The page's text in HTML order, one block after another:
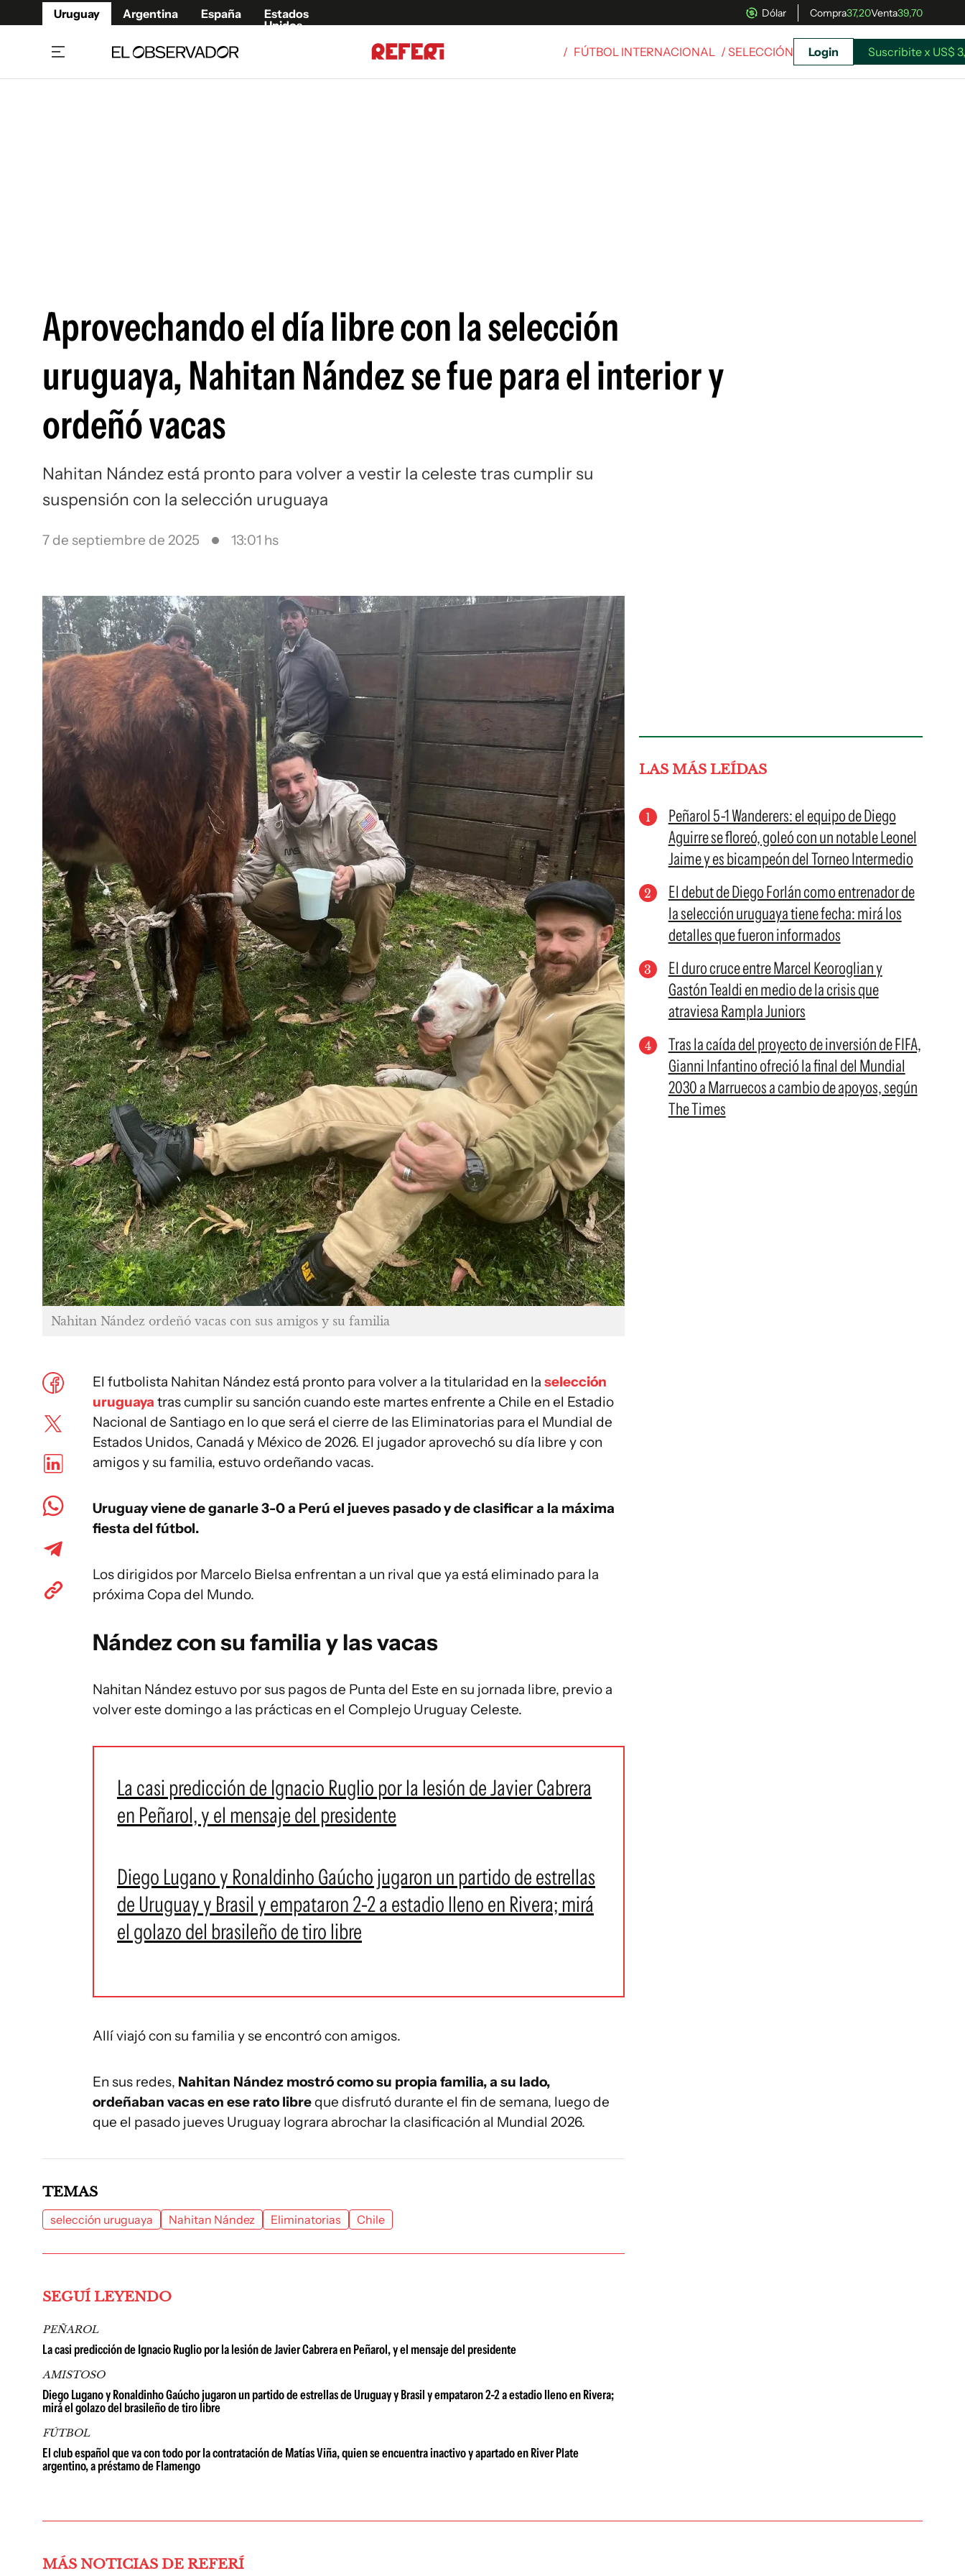
Uruguay Argentina España
Estados
Unidos
Dólar Compra37,20Venta39,70
Siguenos en:
/ FÚTBOL INTERNACIONAL / SELECCIÓN Login Suscribite x US$
Aprovechando el día libre con la selección
uruguaya, Nahitan Nández se fue para el interior y
ordeñó vacas
Nahitan Nández está pronto para volver a vestir la celeste tras cumplir su
suspensión con la selección uruguaya
7 de septiembre de 2025 13:01 hs
Nahitan Nández ordeñó vacas con sus amigos y su familia
El futbolista Nahitan Nández está pronto para volver a la titularidad en la selección
uruguaya tras cumplir su sanción cuando este martes enfrente a Chile en el Estadio
Nacional de Santiago en lo que será el cierre de las Eliminatorias para el Mundial de
Estados Unidos, Canadá y México de 2026. El jugador aprovechó su día libre y con
amigos y su familia, estuvo ordeñando vacas.
Uruguay viene de ganarle 3-0 a Perú el jueves pasado y de clasificar a la máxima
fiesta del fútbol.
Los dirigidos por Marcelo Bielsa enfrentan a un rival que ya está eliminado para la
próxima Copa del Mundo.
Nández con su familia y las vacas
Nahitan Nández estuvo por sus pagos de Punta del Este en su jornada libre, previo a
volver este domingo a las prácticas en el Complejo Uruguay Celeste.
La casi predicción de Ignacio Ruglio por la lesión de Javier Cabrera
en Peñarol, y el mensaje del presidente
Diego Lugano y Ronaldinho Gaúcho jugaron un partido de estrellas
de Uruguay y Brasil y empataron 2-2 a estadio lleno en Rivera; mirá
el golazo del brasileño de tiro libre
Allí viajó con su familia y se encontró con amigos.
En sus redes, Nahitan Nández mostró como su propia familia, a su lado,
ordeñaban vacas en ese rato libreque disfrutó durante el fin de semana, luego de
que el pasado jueves Uruguay lograra abrochar la clasificación al Mundial 2026.
LAS MÁS LEÍDAS
Peñarol 5-1 Wanderers: el equipo de Diego
Aguirre se floreó, goleó con un notable Leonel
Jaime y es bicampeón del Torneo Intermedio
El debut de Diego Forlán como entrenador de
la selección uruguaya tiene fecha: mirá los
detalles que fueron informados
El duro cruce entre Marcel Keoroglian y
Gastón Tealdi en medio de la crisis que
atraviesa Rampla Juniors
Tras la caída del proyecto de inversión de FIFA,
Gianni Infantino ofreció la final del Mundial
2030 a Marruecos a cambio de apoyos, según
The Times
TEMAS
selección uruguaya Nahitan Nández Eliminatorias Chile
SEGUÍ LEYENDO
PEÑAROL
La casi predicción de Ignacio Ruglio por la lesión de Javier Cabrera en Peñarol, y el mensaje del presidente
AMISTOSO
Diego Lugano y Ronaldinho Gaúcho jugaron un partido de estrellas de Uruguay y Brasil y empataron 2-2 a estadio lleno en Rivera;
mirá el golazo del brasileño de tiro libre
FÚTBOL
El club español que va con todo por la contratación de Matías Viña, quien se encuentra inactivo y apartado en River Plate
argentino, a préstamo de Flamengo
MÁS NOTICIAS DE REFERÍ